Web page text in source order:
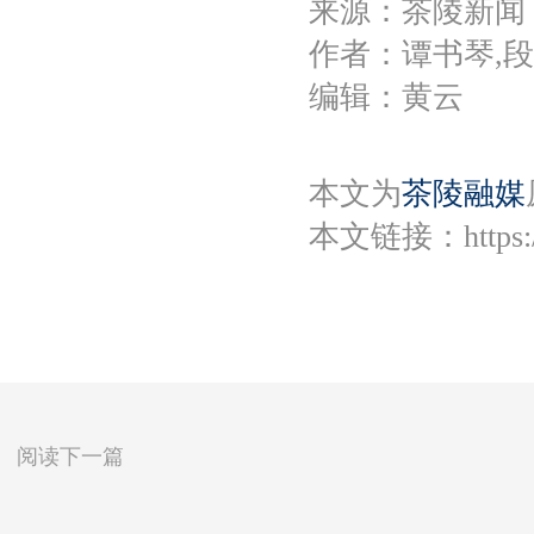
来源：茶陵新闻
作者：谭书琴,
编辑：黄云
本文为茶陵融媒
本文链接：
阅读下一篇